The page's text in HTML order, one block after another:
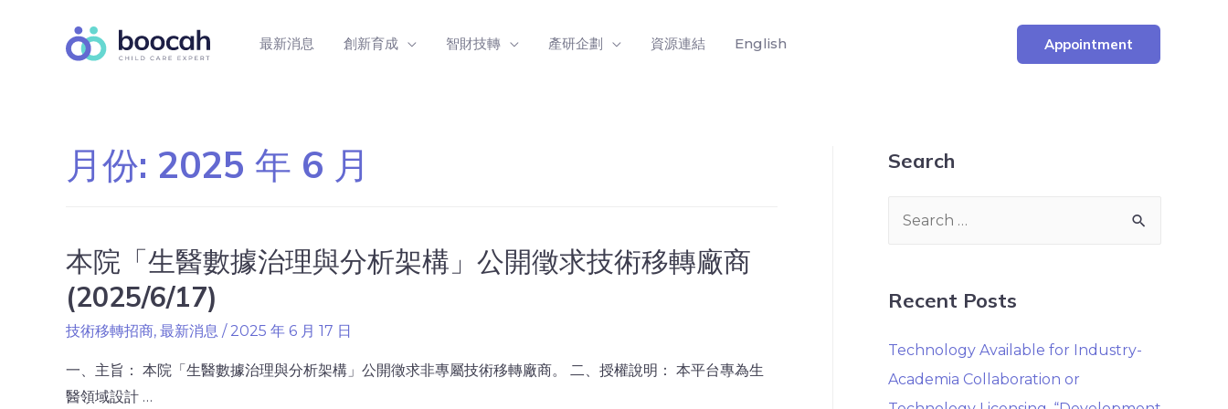
最新消息 創新育成 智財技轉 產研企劃 資源連結 English Appointment
月份: 2025 年 6 月
本院「生醫數據治理與分析架構」公開徵求技術移轉廠商
(2025/6/17)
技術移轉招商, 最新消息 / 2025 年 6 月 17 日
一、主旨： 本院「生醫數據治理與分析架構」公開徵求非專屬技術移轉廠商。 二、授權說明： 本平台專為生
醫領域設計 …
Search
Recent Posts
Technology Available for Industry-
Academia Collaboration or